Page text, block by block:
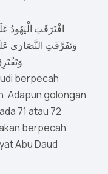
افْتَرَقَتِ الْيَهُودُ
وَتَفَرَّقَتِ النَّصَارَى
berpecah
Adapun golongan
71 atau 72
berpecah
Abu Daud